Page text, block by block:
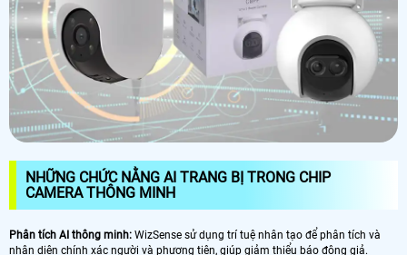
NHỮNG CHỨC NẰNG AI TRANG BỊ TRONG CHIP
CAMERA THÔNG MINH
Phân tích AI thông minh: WizSense sử dụng trí tuệ nhân tạo để phân tích và
nhận diện chính xác người và phương tiện, giúp giảm thiểu báo động giả.